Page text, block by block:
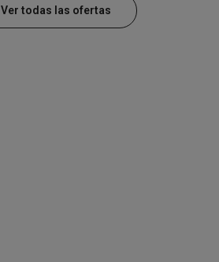
Ver todas las ofertas